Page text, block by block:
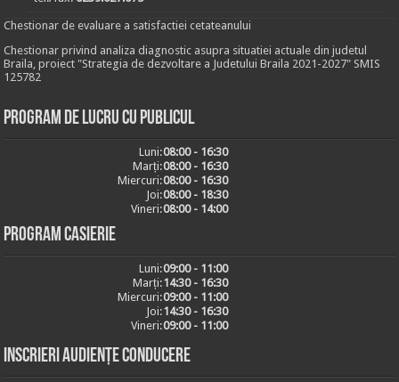
Chestionar de evaluare a satisfactiei cetateanului
Chestionar privind analiza diagnostic asupra situatiei actuale din judetul
Braila, proiect "Strategia de dezvoltare a Judetului Braila 2021-2027" SMIS
125782
Program de lucru cu publicul
Luni:08:00 - 16:30
Marți:08:00 - 16:30
Miercuri:08:00 - 16:30
Joi:08:00 - 18:30
Vineri:08:00 - 14:00
Program casierie
Luni:09:00 - 11:00
Marți:14:30 - 16:30
Miercuri:09:00 - 11:00
Joi:14:30 - 16:30
Vineri:09:00 - 11:00
Inscrieri audiențe conducere